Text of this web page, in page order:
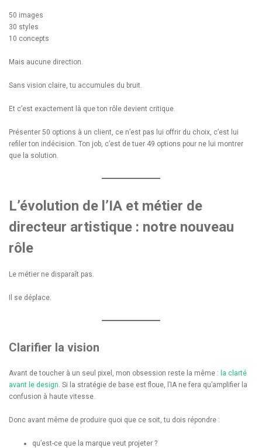
50 images
30 styles
10 concepts
Mais aucune direction.
Sans vision claire, tu accumules du bruit.
Et c’est exactement là que ton rôle devient critique.
Présenter 50 options à un client, ce n’est pas lui offrir du choix, c’est lui
refiler ton indécision. Ton job, c’est de tuer 49 options pour ne lui montrer
que la solution.
L’évolution de l’IA et métier de
directeur artistique : notre nouveau
rôle
Le métier ne disparaît pas.
Il se déplace.
Clarifier la vision
Avant de toucher à un seul pixel, mon obsession reste la même : la clarté
avant le design . Si la stratégie de base est floue, l’IA ne fera qu’amplifier la
confusion à haute vitesse.
Donc avant même de produire quoi que ce soit, tu dois répondre :
qu’est-ce que la marque veut projeter ?